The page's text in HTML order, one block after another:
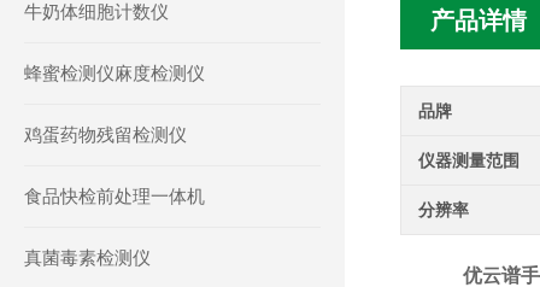
产品详情
品牌
仪器测量范围
分辨率
优云谱
牛奶体细胞计数仪
蜂蜜检测仪麻度检测仪
鸡蛋药物残留检测仪
食品快检前处理一体机
真菌毒素检测仪